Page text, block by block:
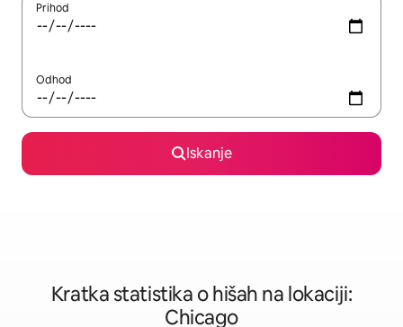
Prihod
Odhod
Iskanje
Kratka statistika o hišah na lokaciji:
Chicago